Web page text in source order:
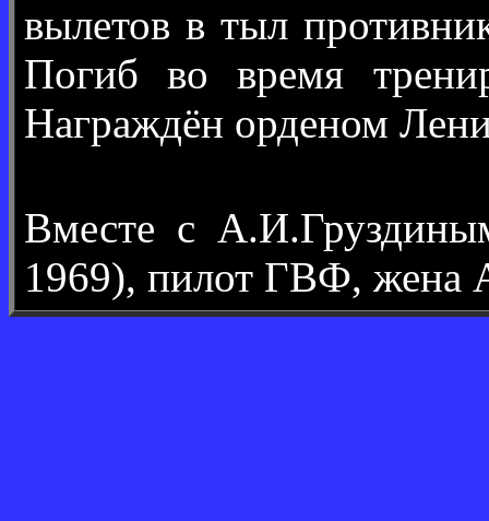
вылетов в тыл
Погиб во время
Награждён орденом
Вместе с
1969), пилот ГВФ, жена